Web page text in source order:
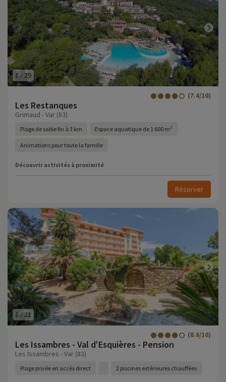
1 / 29
Les Restanques
(7.4/10)
Grimaud - Var (83)
Plage de sable fin à 3 km Espace aquatique de 1 600 m²
Animations pour toute la famille
Découvrir activités à proximité
Réserver
1 /21
Les Issambres - Val d'Esquières - Pension
(8.6/10)
Les Issambres - Var (83)
Plage privée en accès direct 2 piscines extérieures chauffées